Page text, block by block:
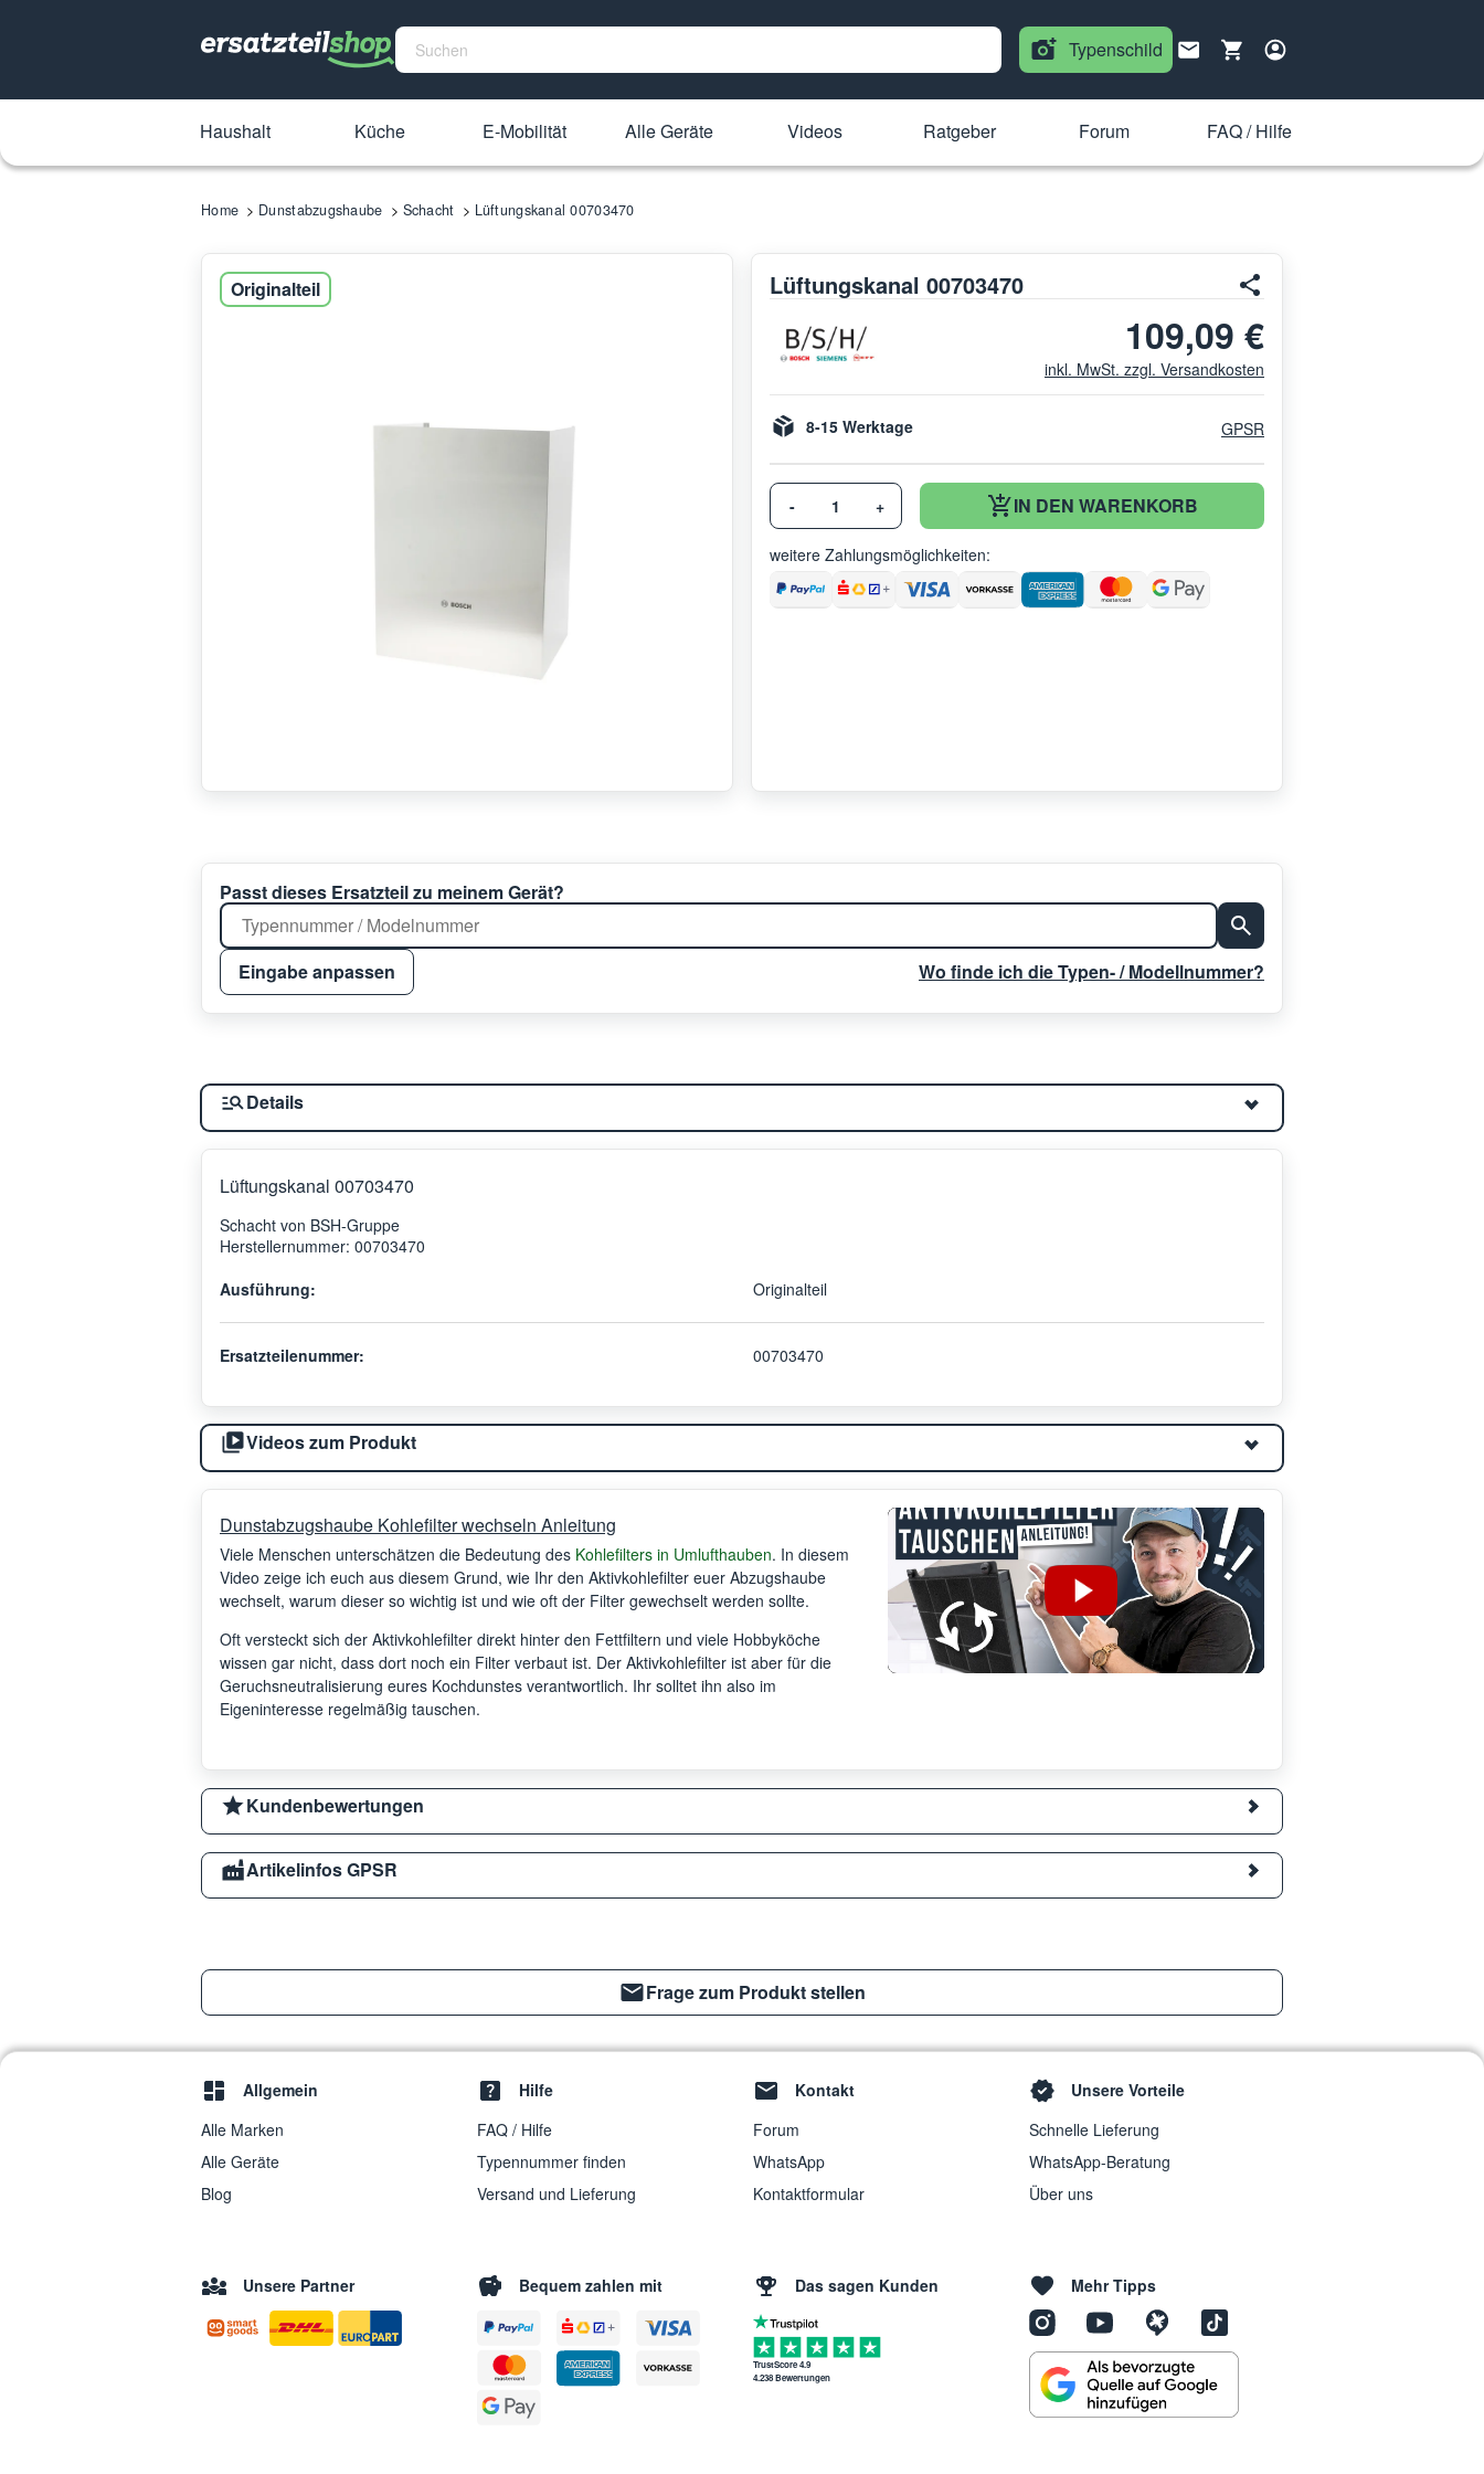
Typenschild
Haushalt Küche E-Mobilität Alle Geräte Videos Ratgeber Forum FAQ / Hilfe
Home Dunstabzugshaube Schacht Lüftungskanal 00703470
Originalteil Lüftungskanal 00703470
109,09 €
inkl. MwSt. zzgl. Versandkosten
8-15 Werktage GPSR
- + IN DEN WARENKORB
weitere Zahlungsmöglichkeiten:
Passt dieses Ersatzteil zu meinem Gerät?
Eingabe anpassen Wo finde ich die Typen- / Modellnummer?
Details
Lüftungskanal 00703470
Schacht von BSH-Gruppe
Herstellernummer: 00703470
Ausführung:
Originalteil
Ersatzteilenummer: 00703470
Videos zum Produkt
Dunstabzugshaube Kohlefilter wechseln Anleitung
Viele Menschen unterschätzen die Bedeutung des Kohlefilters in Umlufthauben. In diesem
Video zeige ich euch aus diesem Grund, wie Ihr den Aktivkohlefilter euer Abzugshaube
wechselt, warum dieser so wichtig ist und wie oft der Filter gewechselt werden sollte.
Oft versteckt sich der Aktivkohlefilter direkt hinter den Fettfiltern und viele Hobbyköche
wissen gar nicht, dass dort noch ein Filter verbaut ist. Der Aktivkohlefilter ist aber für die
Geruchsneutralisierung eures Kochdunstes verantwortlich. Ihr solltet ihn also im
Eigeninteresse regelmäßig tauschen.
Kundenbewertungen
Artikelinfos GPSR
Frage zum Produkt stellen
Allgemein
Alle Marken
Alle Geräte
Blog
Hilfe
FAQ / Hilfe
Typennummer finden
Versand und Lieferung
Kontakt
Forum
WhatsApp
Kontaktformular
Unsere Vorteile
Schnelle Lieferung
WhatsApp-Beratung
Über uns
Unsere Partner Bequem zahlen mit Das sagen Kunden
TrustScore 4.9
4.238 Bewertungen
Mehr Tipps